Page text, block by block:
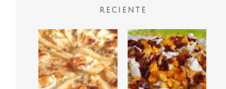
RECIENTE